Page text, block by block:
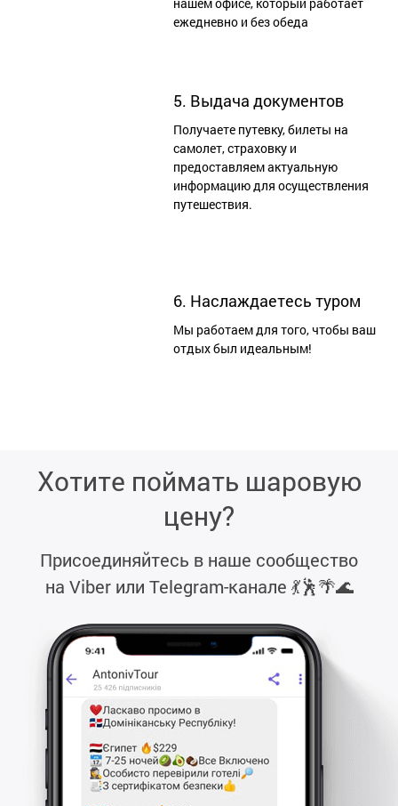
ежедневно и без обеда
5. Выдача документов
Получаете путевку, билеты на
самолет, страховку и
предоставляем актуальную
информацию для осуществления
путешествия.
6. Наслаждаетесь туром
Мы работаем для того, чтобы ваш
отдых был идеальным!
Хотите поймать шаровую
цену?
Присоединяйтесь в наше сообщество
на Viber или Telegram-канале 💃🕺🌴🌊